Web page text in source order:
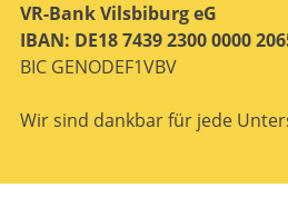
VR-Bank Vilsbiburg eG
IBAN: DE18 7439 2300 0000
BIC GENODEF1VBV
Wir sind dankbar für jede